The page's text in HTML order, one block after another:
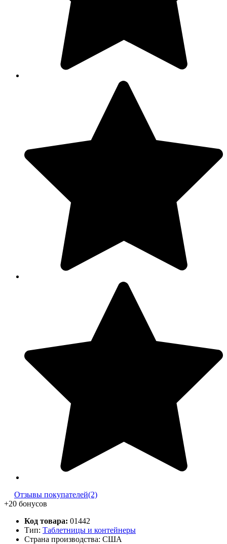
Отзывы покупателей(2)
+20 бонусов
Код товара: 01442
Тип: Таблетницы и контейнеры
Страна производства: США